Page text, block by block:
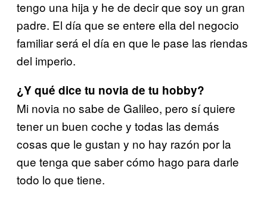
tengo una hija y he de decir que soy un gran
padre. El día que se entere ella del negocio
familiar será el día en que le pase las riendas
del imperio.
¿Y qué dice tu novia de tu hobby?
Mi novia no sabe de Galileo, pero sí quiere
tener un buen coche y todas las demás
cosas que le gustan y no hay razón por la
que tenga que saber cómo hago para darle
todo lo que tiene.